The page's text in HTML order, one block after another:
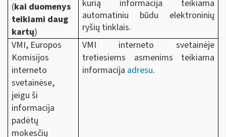
(kai duomenys
teikiami daug
kartų)
kurią informacija teikiama
automatiniu būdu elektroninių
ryšių tinklais.
VMI, Europos
Komisijos
interneto
svetainėse,
jeigu ši
informacija
padėtų
mokesčių
VMI interneto svetainėje
tretiesiems asmenims teikiama
informacija adresu.